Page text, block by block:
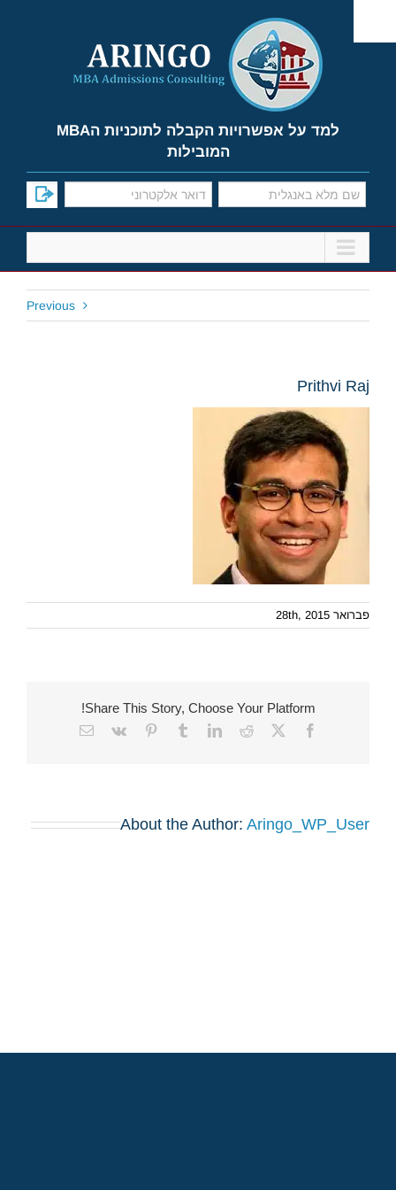
content
למד על אפשרויות הקבלה לתוכניות הMBA
המובילות
Previous
Prithvi Raj
פברואר 28th, 2015
Share This Story, Choose Your Platform!
Facebook
X
Reddit
LinkedIn
Tumblr
Pinterest
Vk
Email
About the Author: Aringo_WP_User